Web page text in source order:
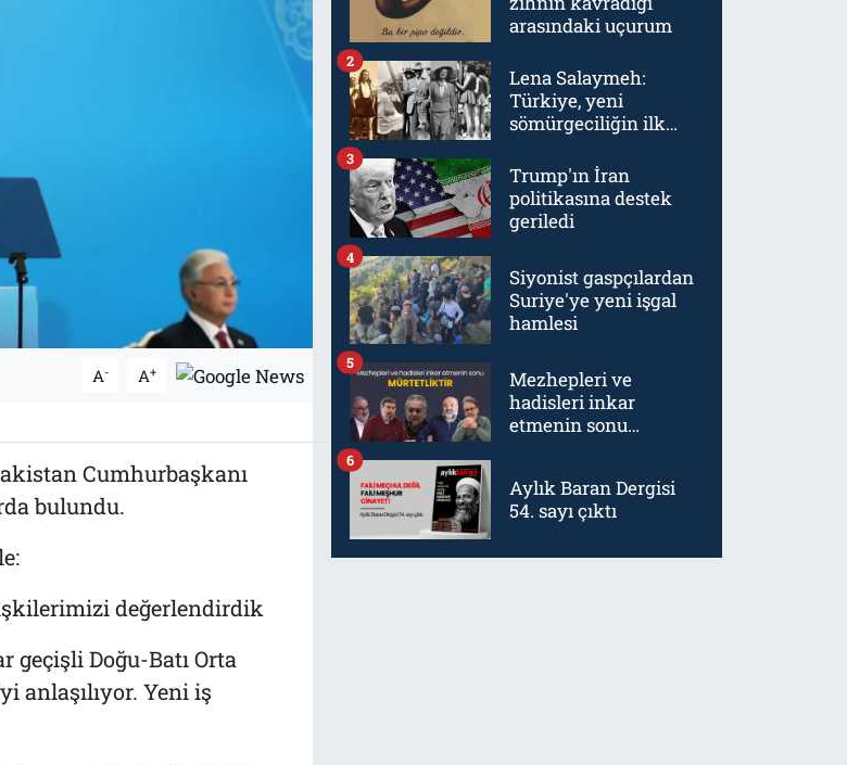
A- A+
Cumhurbaşkanı
bulundu.
değerlendirdik
geçişli Doğu-Batı Orta
anlaşılıyor. Yeni iş
arasındaki uçurum
Lena Salaymeh:
Türkiye, yeni
sömürgeciliğin ilk
2
Trump'ın İran
politikasına destek
geriledi
3
Siyonist gaspçılardan
Suriye'ye yeni işgal
hamlesi
4
Mezhepleri ve
hadisleri inkar
etmenin sonu
5
Aylık Baran Dergisi
54. sayı çıktı
6